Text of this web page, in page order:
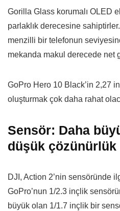
Gorilla Glass korumalı OLED
parlaklık derecesine
menzilli bir telefonun
mekanda makul derecede net
GoPro Hero 10 Black’in 2,27
oluşturmak çok daha rahat
Sensör: Daha
düşük çözünürlük
DJI, Action 2’nin sensöründe
GoPro’nun 1/2.3 inçlik
büyük olan 1/1.7 inçlik bir